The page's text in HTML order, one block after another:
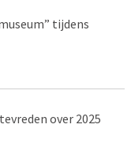
tijdens
over 2025